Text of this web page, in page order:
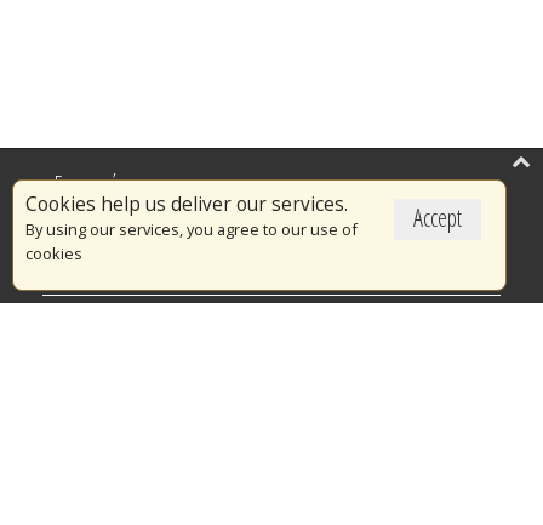
Accept
Cookies help us deliver our services.
By using our services, you agree to our use of
cookies
Επικαιρότητα
Το Πυροσβεστικό Σώμα